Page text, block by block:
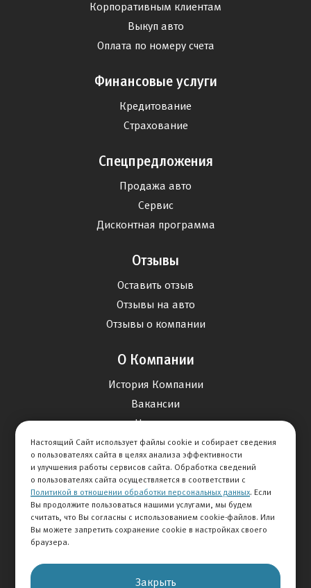
Корпоративным клиентам
Выкуп авто
Оплата по номеру счета
Финансовые услуги
Кредитование
Страхование
Спецпредложения
Продажа авто
Сервис
Дисконтная программа
Отзывы
Оставить отзыв
Отзывы на авто
Отзывы о компании
О Компании
История Компании
Вакансии
Новости
Карта сайта
Контакты
+7 495 292-60-60
Настоящий Сайт использует файлы cookie и собирает сведения
о пользователях сайта в целях анализа эффективности
и улучшения работы сервисов сайта. Обработка сведений
о пользователях сайта осуществляется в соответствии с
Политикой в отношении обработки персональных данных. Если
Вы продолжите пользоваться нашими услугами, мы будем
считать, что Вы согласны с использованием cookie-файлов. Или
Вы можете запретить сохранение cookie в настройках своего
браузера.
Закрыть